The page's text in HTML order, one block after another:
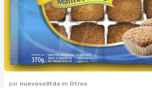
por nuevosolltda en Otros